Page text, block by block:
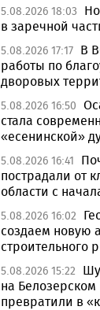
5.08.2026 18:03
в заречной
5.08.2026 17:17 В
работы по
дворовых
5.08.2026 16:50
стала
«есенинской»
5.08.2026 16:41
пострадали от
области с
5.08.2026 16:02
создаем новую
строительного
5.08.2026 15:22
на
превратили в